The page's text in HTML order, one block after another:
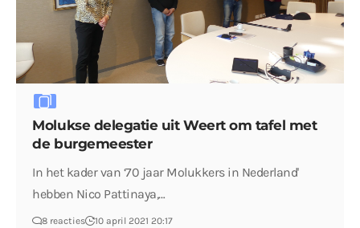
Molukse delegatie uit Weert om tafel met
de burgemeester
In het kader van ‘70 jaar Molukkers in Nederland'
hebben Nico Pattinaya,…
8 reacties 10 april 2021 20:17